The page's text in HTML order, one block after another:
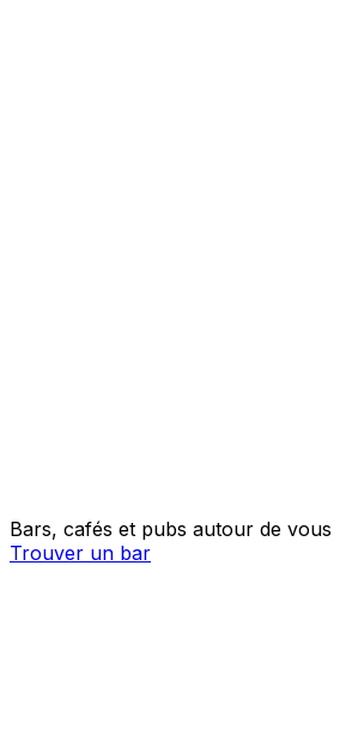
Bars, cafés et pubs autour de vous
Trouver un bar